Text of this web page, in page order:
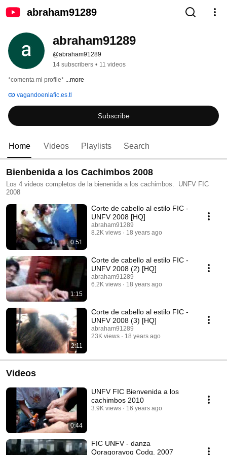
abraham91289
abraham91289
@abraham91289
14 subscribers • 11 videos
*comenta mi profile* ...more
vagandoenlafic.es.tl
Subscribe
Home Videos Playlists Search
Bienbenida a los Cachimbos 2008
Los 4 videos completos de la bienenida a los cachimbos. UNFV FIC
2008
0:51
Corte de cabello al estilo FIC -
UNFV 2008 [HQ]
abraham91289
8.2K views
18 years ago
1:15
Corte de cabello al estilo FIC -
UNFV 2008 (2) [HQ]
abraham91289
6.2K views
18 years ago
2:11
Corte de cabello al estilo FIC -
UNFV 2008 (3) [HQ]
abraham91289
23K views
18 years ago
Videos
0:44
UNFV FIC Bienvenida a los
cachimbos 2010
3.9K views 16 years ago
FIC UNFV - danza
Qoraqorayoq Codg. 2007